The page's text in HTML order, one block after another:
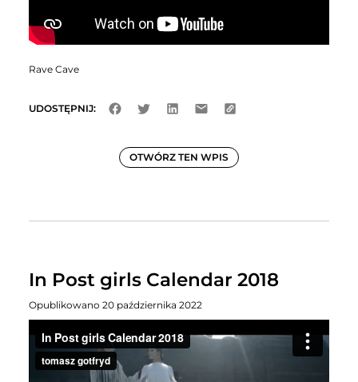
Rave Cave
UDOSTĘPNIJ:
OTWÓRZ TEN WPIS
In Post girls Calendar 2018
Opublikowano 20 października 2022